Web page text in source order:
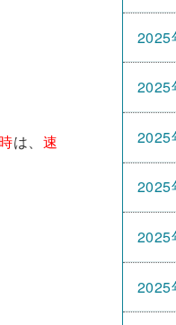
は、 速
2025
2025
2025
2025
2025
2025